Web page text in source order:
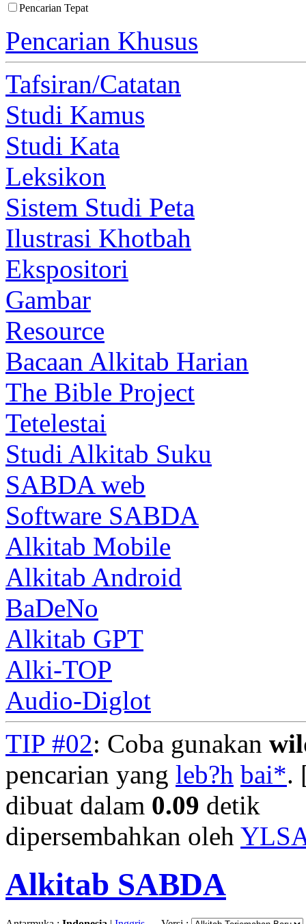
Pencarian Tepat
Pencarian Khusus
Tafsiran/Catatan
Studi Kamus
Studi Kata
Leksikon
Sistem Studi Peta
Ilustrasi Khotbah
Ekspositori
Gambar
Resource
Bacaan Alkitab Harian
The Bible Project
Tetelestai
Studi Alkitab Suku
SABDA web
Software SABDA
Alkitab Mobile
Alkitab Android
BaDeNo
Alkitab GPT
Alki-TOP
Audio-Diglot
TIP #02: Coba gunakan
pencarian yang leb?h bai*.
dibuat dalam 0.09 detik
dipersembahkan oleh
Alkitab SABDA